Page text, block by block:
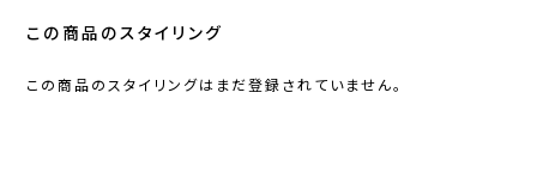
この商品のスタイリング
この商品のスタイリングはまだ登録されていません。